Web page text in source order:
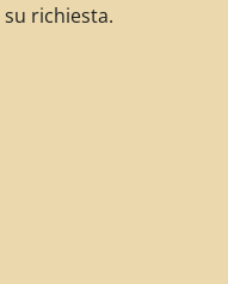
su richiesta.